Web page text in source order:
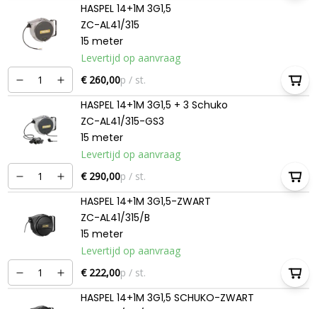
HASPEL 14+1M 3G1,5
ZC-AL41/315
15 meter
Levertijd op aanvraag
€ 260,00p / st.
HASPEL 14+1M 3G1,5 + 3 Schuko
ZC-AL41/315-GS3
15 meter
Levertijd op aanvraag
€ 290,00p / st.
HASPEL 14+1M 3G1,5-ZWART
ZC-AL41/315/B
15 meter
Levertijd op aanvraag
€ 222,00p / st.
HASPEL 14+1M 3G1,5 SCHUKO-ZWART